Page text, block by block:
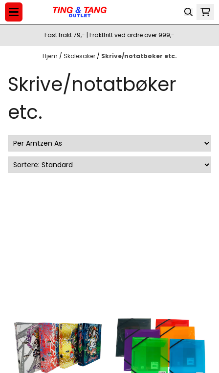
Hopp til innhold
Fast frakt 79,- | Fraktfritt ved ordre over 999,-
Hjem / Skolesaker / Skrive/notatbøker etc.
Skrive/notatbøker
etc.